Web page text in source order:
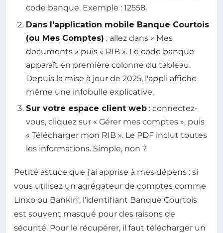
code banque. Exemple : 12558.
Dans l'application mobile Banque Courtois
(ou Mes Comptes) : allez dans « Mes
documents » puis « RIB ». Le code banque
apparaît en première colonne du tableau.
Depuis la mise à jour de 2025, l'appli affiche
même une infobulle explicative.
Sur votre espace client web : connectez-
vous, cliquez sur « Gérer mes comptes », puis
« Télécharger mon RIB ». Le PDF inclut toutes
les informations. Simple, non ?
Petite astuce que j'ai apprise à mes dépens : si
vous utilisez un agrégateur de comptes comme
Linxo ou Bankin', l'identifiant Banque Courtois
est souvent masqué pour des raisons de
sécurité. Pour le récupérer, il faut télécharger un